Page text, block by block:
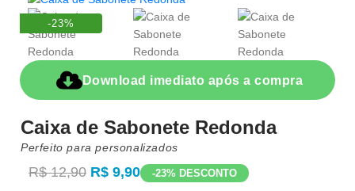
-23%
Download imediato após a compra
Caixa de Sabonete Redonda
Perfeito para personalizados
R$12,90 R$ 9,90 -23% DESCONTO